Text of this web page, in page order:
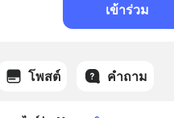
เข้าร่วม
โพสต์ คำถาม